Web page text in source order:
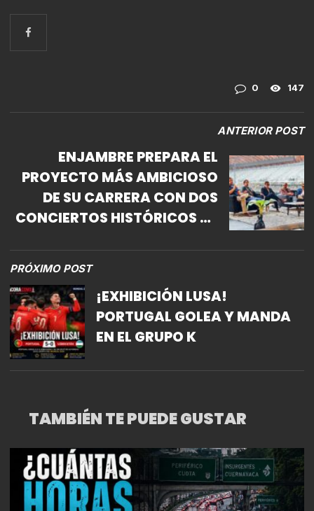
0 147
ANTERIOR POST
ENJAMBRE PREPARA EL
PROYECTO MÁS AMBICIOSO
DE SU CARRERA CON DOS
CONCIERTOS HISTÓRICOS EN
PRÓXIMO POST
¡EXHIBICIÓN LUSA!
PORTUGAL GOLEA Y MANDA
EN EL GRUPO K
TAMBIÉN TE PUEDE GUSTAR